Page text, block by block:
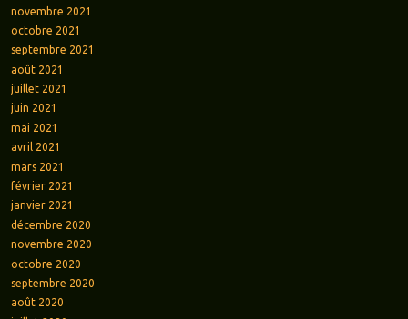
novembre 2021
octobre 2021
septembre 2021
août 2021
juillet 2021
juin 2021
mai 2021
avril 2021
mars 2021
février 2021
janvier 2021
décembre 2020
novembre 2020
octobre 2020
septembre 2020
août 2020